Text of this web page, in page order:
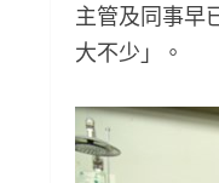
主管及同事早
大不少」。